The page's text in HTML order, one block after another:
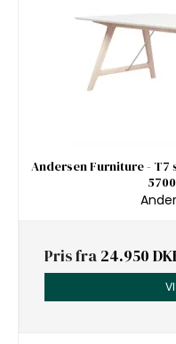
Andersen Furniture -
Pris fra 24.950